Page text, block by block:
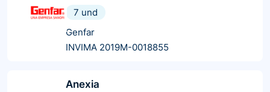
7 und
Genfar
INVIMA 2019M-0018855
Anexia